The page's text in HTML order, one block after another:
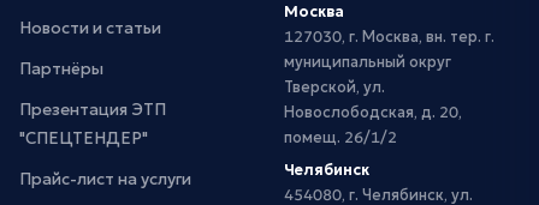
Новости и статьи
Партнёры
Презентация ЭТП
"СПЕЦТЕНДЕР"
Прайс-лист на услуги
Москва
127030, г. Москва, вн. тер. г.
муниципальный округ
Тверской, ул.
Новослободская, д. 20,
помещ. 26/1/2
Челябинск
454080, г. Челябинск, ул.